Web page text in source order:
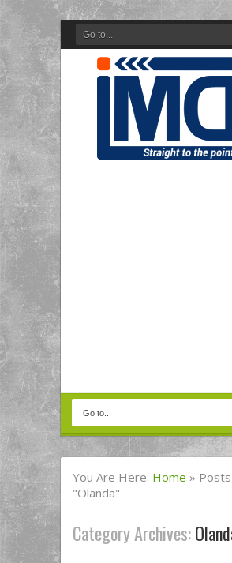
You Are Here: Home »
"olanda"
Category Archives: